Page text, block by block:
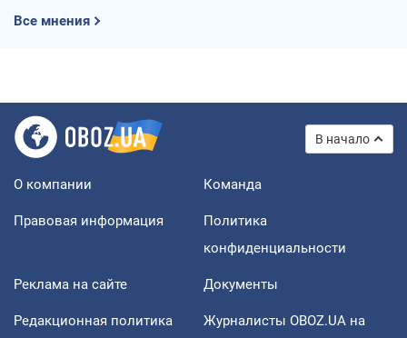
Все мнения
В начало
О компании Команда
Правовая информация
Политика
конфиденциальности
Реклама на сайте Документы
Редакционная политика
Журналисты OBOZ.UA на